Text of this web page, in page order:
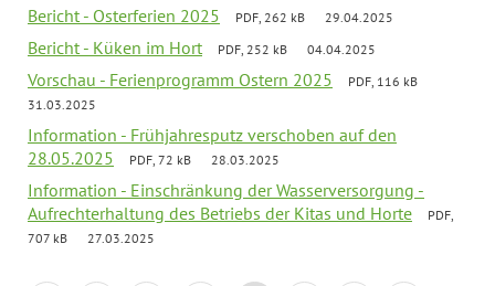
Bericht - Osterferien 2025 PDF, 262 kB 29.04.2025
Bericht - Küken im Hort PDF, 252 kB 04.04.2025
Vorschau - Ferienprogramm Ostern 2025
PDF, 116 kB
31.03.2025
Information - Frühjahresputz verschoben auf den
28.05.2025
PDF, 72 kB 28.03.2025
Information - Einschränkung der Wasserversorgung -
Aufrechterhaltung des Betriebs der Kitas und Horte
PDF,
707 kB
27.03.2025